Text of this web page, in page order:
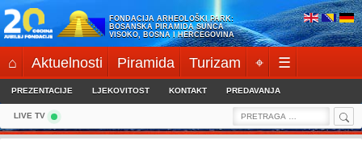
Skip
to
content
FONDACIJA ARHEOLOŠKI PARK:
BOSANSKA PIRAMIDA SUNCA
VISOKO, BOSNA I HERCEGOVINA
⌂ Aktuelnosti Piramida Turizam ⌖ ☰
PREZENTACIJE LJEKOVITOST KONTAKT PREDAVANJA
LIVE TV
Search
for: